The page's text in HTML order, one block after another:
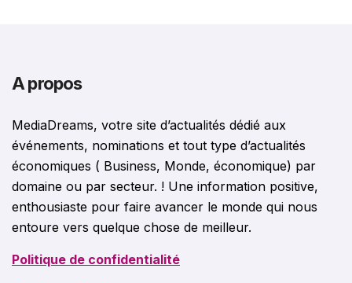
A propos
MediaDreams, votre site d’actualités dédié aux
événements, nominations et tout type d’actualités
économiques ( Business, Monde, économique) par
domaine ou par secteur. ! Une information positive,
enthousiaste pour faire avancer le monde qui nous
entoure vers quelque chose de meilleur.
Politique de confidentialité